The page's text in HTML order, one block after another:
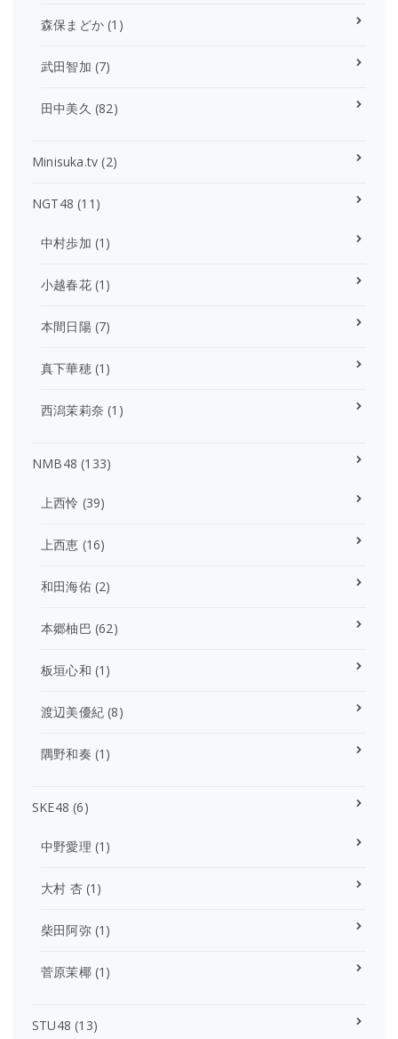
森保まどか (1)
武田智加 (7)
田中美久 (82)
Minisuka.tv (2)
NGT48 (11)
中村歩加 (1)
小越春花(1)
本間日陽(7)
真下華穂(1)
西潟茉莉奈 (1)
NMB48 (133)
上西怜 (39)
上西恵 (16)
和田海佑(2)
本郷柚巴 (62)
板垣心和 (1)
渡辺美優紀 (8)
隅野和奏 (1)
SKE48 (6)
中野愛理 (1)
大村 杏(1)
柴田阿弥(1)
菅原茉椰(1)
STU48 (13)